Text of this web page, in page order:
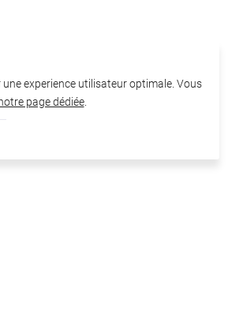
experience utilisateur optimale. Vous
page dédiée.